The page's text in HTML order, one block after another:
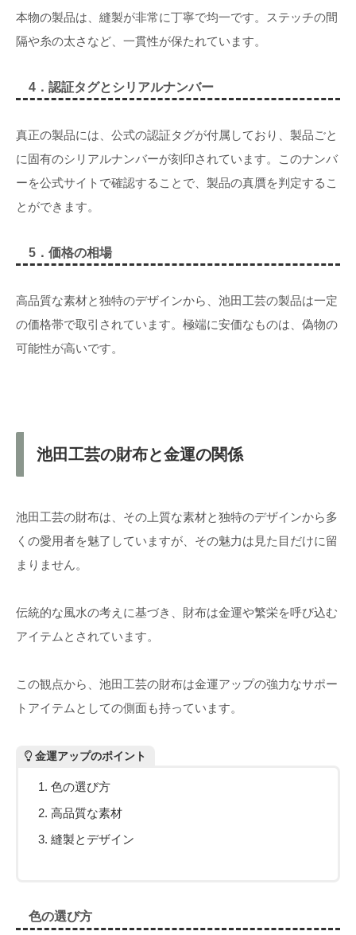
本物の製品は、縫製が非常に丁寧で均一です。ステッチの間
隔や糸の太さなど、一貫性が保たれています。
4． 認証タグとシリアルナンバー
真正の製品には、公式の認証タグが付属しており、製品ごと
に固有のシリアルナンバーが刻印されています。このナンバ
ーを公式サイトで確認することで、製品の真贋を判定するこ
とができます。
5．価格の相場
高品質な素材と独特のデザインから、池田工芸の製品は一定
の価格帯で取引されています。極端に安価なものは、偽物の
可能性が高いです。
池田工芸の財布と金運の関係
池田工芸の財布は、その上質な素材と独特のデザインから多
くの愛用者を魅了していますが、その魅力は見た目だけに留
まりません。
伝統的な風水の考えに基づき、財布は金運や繁栄を呼び込む
アイテムとされています。
この観点から、池田工芸の財布は金運アップの強力なサポー
トアイテムとしての側面も持っています。
金運アップのポイント
色の選び方
高品質な素材
縫製とデザイン
色の選び方